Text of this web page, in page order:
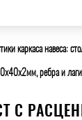
каркаса навеса:
ребра и
С